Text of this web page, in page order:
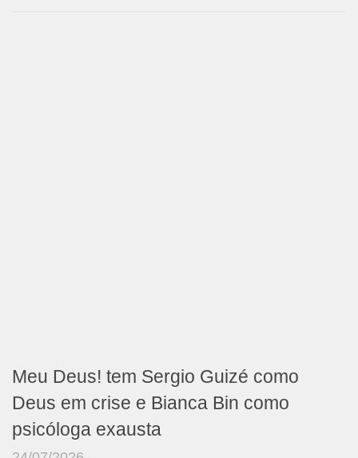
Meu Deus! tem Sergio Guizé como
Deus em crise e Bianca Bin como
psicóloga exausta